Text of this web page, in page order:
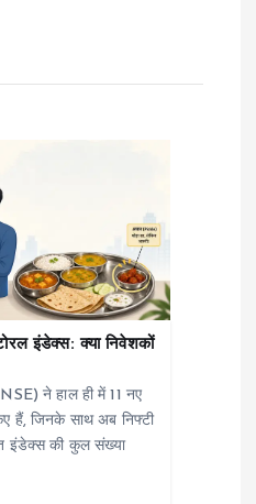
इंडेक्स: क्या निवेशकों
ने हाल ही में 11 नए
हैं, जिनके साथ अब निफ्टी
इंडेक्स की कुल संख्या